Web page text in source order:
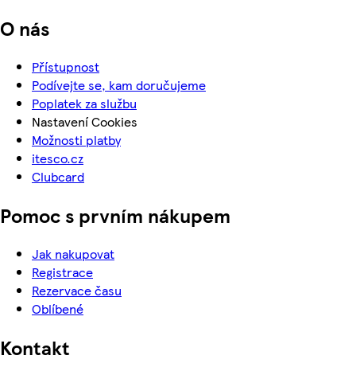
O nás
Přístupnost
Podívejte se, kam doručujeme
Poplatek za službu
Nastavení Cookies
Možnosti platby
itesco.cz
Clubcard
Pomoc s prvním nákupem
Jak nakupovat
Registrace
Rezervace času
Oblíbené
Kontakt